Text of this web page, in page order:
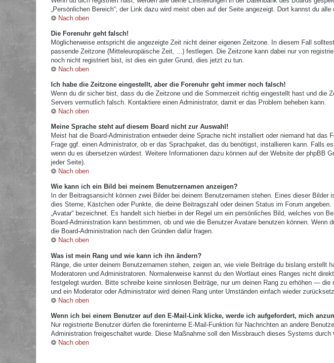
„Persönlichen Bereich“; der Link dazu wird meist oben auf der Seite angezeigt. Dort kannst du alle
Nach oben
Die Forenuhr geht falsch!
Möglicherweise entspricht die angezeigte Zeit nicht deiner eigenen Zeitzone. In diesem Fall
passende Zeitzone (Mitteleuropäische Zeit, ...) festlegen. Die Zeitzone kann dabei nur von
noch nicht registriert bist, ist dies ein guter Grund, dies jetzt zu tun.
Nach oben
Ich habe die Zeitzone eingestellt, aber die Forenuhr geht immer noch falsch!
Wenn du dir sicher bist, dass du die Zeitzone und die Sommerzeit richtig eingestellt hast und die
Servers vermutlich falsch. Kontaktiere einen Administrator, damit er das Problem beheben kann.
Nach oben
Meine Sprache steht auf diesem Board nicht zur Auswahl!
Meist hat die Board-Administration entweder deine Sprache nicht installiert oder niemand hat das
Frage ggf. einen Administrator, ob er das Sprachpaket, das du benötigst, installieren kann. Falls
wenn du es übersetzen würdest. Weitere Informationen dazu können auf der Website der phpBB
jeder Seite).
Nach oben
Wie kann ich ein Bild bei meinem Benutzernamen anzeigen?
In der Beitragsansicht können zwei Bilder bei deinem Benutzernamen stehen. Eines dieser
dies Sterne, Kästchen oder Punkte, die deine Beitragszahl oder deinen Status im Forum
„Avatar“ bezeichnet. Es handelt sich hierbei in der Regel um ein persönliches Bild, welches von
Board-Administration kann bestimmen, ob und wie die Benutzer Avatare benutzen können. Wenn
die Board-Administration nach den Gründen dafür fragen.
Nach oben
Was ist mein Rang und wie kann ich ihn ändern?
Ränge, die unter deinem Benutzernamen stehen, zeigen an, wie viele Beiträge du bislang erstellt
Moderatoren und Administratoren. Normalerweise kannst du den Wortlaut eines Ranges nicht
festgelegt wurden. Bitte schreibe keine sinnlosen Beiträge, nur um deinen Rang zu erhöhen —
und ein Moderator oder Administrator wird deinen Rang unter Umständen einfach wieder
Nach oben
Wenn ich bei einem Benutzer auf den E-Mail-Link klicke, werde ich aufgefordert, mich
Nur registrierte Benutzer dürfen die foreninterne E-Mail-Funktion für Nachrichten an andere
Administration freigeschaltet wurde. Diese Maßnahme soll den Missbrauch dieses Systems durch
Nach oben